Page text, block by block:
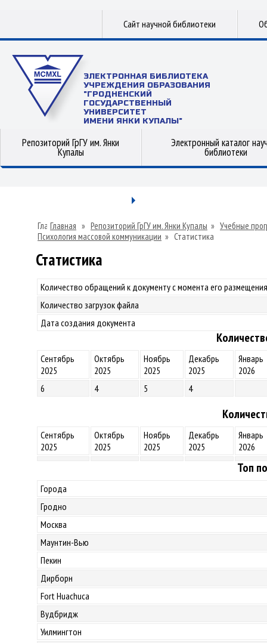
Сайт научной библиотеки
ЭЛЕКТРОННАЯ БИБЛИОТЕКА
УЧРЕЖДЕНИЯ ОБРАЗОВАНИЯ
"ГРОДНЕНСКИЙ
ГОСУДАРСТВЕННЫЙ
УНИВЕРСИТЕТ
ИМЕНИ ЯНКИ КУПАЛЫ"
Репозиторий ГрГУ им. Янки
Купалы
Электронный каталог
библиотеки
Главная » Репозиторий ГрГУ им. Янки Купалы » Учебные
Психология массовой коммуникации » Статистика
Статистика
Количество обращений к документу с момента его
Количество загрузок файла
Дата создания документа
Сентябрь
2025
Октябрь
2025
Ноябрь
2025
Декабрь
2025
Январь
2026
6
4 5 4
Сентябрь
2025
Октябрь
2025
Ноябрь
2025
Декабрь
2025
Январь
2026
Топ
Города
Гродно
Москва
Маунтин-Вью
Пекин
Дирборн
Fort Huachuca
Вудбридж
Уилмингтон